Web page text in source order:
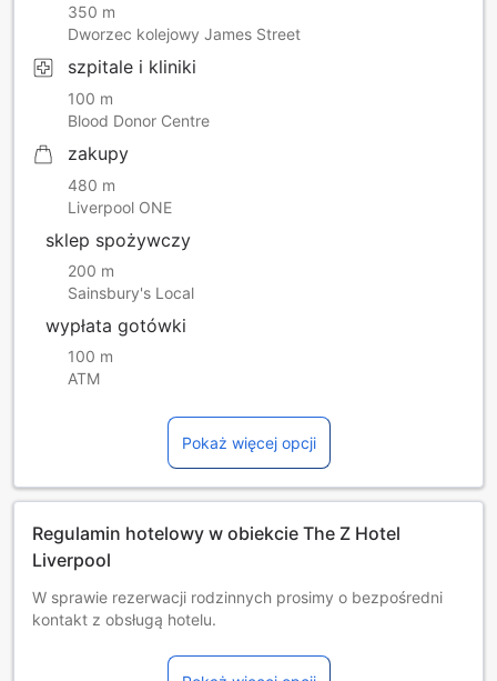
350 m
Dworzec kolejowy James Street
szpitale i kliniki
100 m
Blood Donor Centre
zakupy
480 m
Liverpool ONE
sklep spożywczy
200 m
Sainsbury's Local
wypłata gotówki
100 m
ATM
Pokaż więcej opcji
Regulamin hotelowy w obiekcie The Z Hotel
Liverpool
W sprawie rezerwacji rodzinnych prosimy o bezpośredni
kontakt z obsługą hotelu.
dostępnych łóżek. Aby bezpłatnie zarezerwować łóżeczko